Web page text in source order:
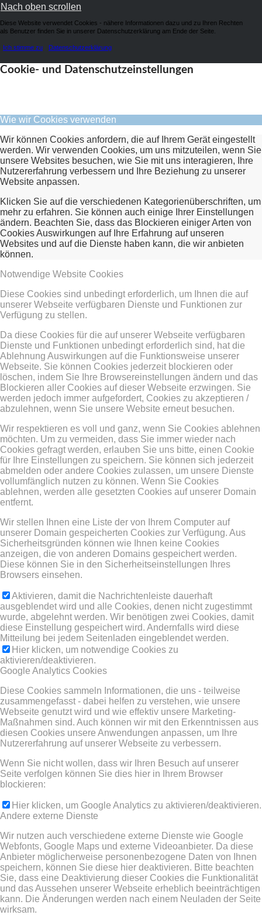
Nach oben scrollen
Diese Website verwendet Cookies - nähere Informationen dazu und zu Ihren Rechten
als Benutzer finden Sie in unserer Datenschutzerklärung am Ende der Seite.
Ich stimme zu Datenschutzerklärung
Cookie- und Datenschutzeinstellungen
Wie wir Cookies verwenden
Wir können Cookies anfordern, die auf Ihrem Gerät eingestellt
werden. Wir verwenden Cookies, um uns mitzuteilen, wenn Sie
unsere Websites besuchen, wie Sie mit uns interagieren, Ihre
Nutzererfahrung verbessern und Ihre Beziehung zu unserer
Website anpassen.
Klicken Sie auf die verschiedenen Kategorienüberschriften, um
mehr zu erfahren. Sie können auch einige Ihrer Einstellungen
ändern. Beachten Sie, dass das Blockieren einiger Arten von
Cookies Auswirkungen auf Ihre Erfahrung auf unseren
Websites und auf die Dienste haben kann, die wir anbieten
können.
Notwendige Website Cookies
Diese Cookies sind unbedingt erforderlich, um Ihnen die auf
unserer Webseite verfügbaren Dienste und Funktionen zur
Verfügung zu stellen.
Da diese Cookies für die auf unserer Webseite verfügbaren
Dienste und Funktionen unbedingt erforderlich sind, hat die
Ablehnung Auswirkungen auf die Funktionsweise unserer
Webseite. Sie können Cookies jederzeit blockieren oder
löschen, indem Sie Ihre Browsereinstellungen ändern und das
Blockieren aller Cookies auf dieser Webseite erzwingen. Sie
werden jedoch immer aufgefordert, Cookies zu akzeptieren /
abzulehnen, wenn Sie unsere Website erneut besuchen.
Wir respektieren es voll und ganz, wenn Sie Cookies ablehnen
möchten. Um zu vermeiden, dass Sie immer wieder nach
Cookies gefragt werden, erlauben Sie uns bitte, einen Cookie
für Ihre Einstellungen zu speichern. Sie können sich jederzeit
abmelden oder andere Cookies zulassen, um unsere Dienste
vollumfänglich nutzen zu können. Wenn Sie Cookies
ablehnen, werden alle gesetzten Cookies auf unserer Domain
entfernt.
Wir stellen Ihnen eine Liste der von Ihrem Computer auf
unserer Domain gespeicherten Cookies zur Verfügung. Aus
Sicherheitsgründen können wie Ihnen keine Cookies
anzeigen, die von anderen Domains gespeichert werden.
Diese können Sie in den Sicherheitseinstellungen Ihres
Browsers einsehen.
Aktivieren, damit die Nachrichtenleiste dauerhaft
ausgeblendet wird und alle Cookies, denen nicht zugestimmt
wurde, abgelehnt werden. Wir benötigen zwei Cookies, damit
diese Einstellung gespeichert wird. Andernfalls wird diese
Mitteilung bei jedem Seitenladen eingeblendet werden.
Hier klicken, um notwendige Cookies zu
aktivieren/deaktivieren.
Google Analytics Cookies
Diese Cookies sammeln Informationen, die uns - teilweise
zusammengefasst - dabei helfen zu verstehen, wie unsere
Webseite genutzt wird und wie effektiv unsere Marketing-
Maßnahmen sind. Auch können wir mit den Erkenntnissen aus
diesen Cookies unsere Anwendungen anpassen, um Ihre
Nutzererfahrung auf unserer Webseite zu verbessern.
Wenn Sie nicht wollen, dass wir Ihren Besuch auf unserer
Seite verfolgen können Sie dies hier in Ihrem Browser
blockieren:
Hier klicken, um Google Analytics zu aktivieren/deaktivieren.
Andere externe Dienste
Wir nutzen auch verschiedene externe Dienste wie Google
Webfonts, Google Maps und externe Videoanbieter. Da diese
Anbieter möglicherweise personenbezogene Daten von Ihnen
speichern, können Sie diese hier deaktivieren. Bitte beachten
Sie, dass eine Deaktivierung dieser Cookies die Funktionalität
und das Aussehen unserer Webseite erheblich beeinträchtigen
kann. Die Änderungen werden nach einem Neuladen der Seite
wirksam.